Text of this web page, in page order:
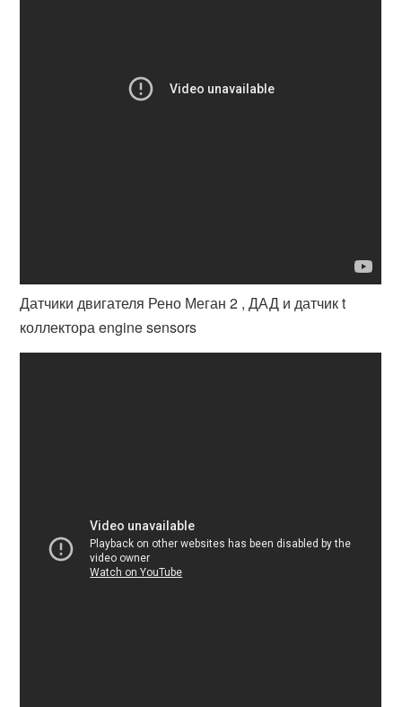
Датчики двигателя Рено Меган 2 , ДАД и датчик t
коллектора engine sensors